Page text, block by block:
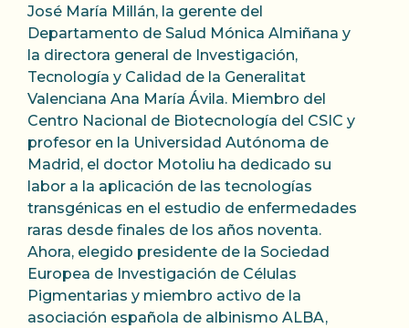
José María Millán, la gerente del
Departamento de Salud Mónica Almiñana y
la directora general de Investigación,
Tecnología y Calidad de la Generalitat
Valenciana Ana María Ávila. Miembro del
Centro Nacional de Biotecnología del CSIC y
profesor en la Universidad Autónoma de
Madrid, el doctor Motoliu ha dedicado su
labor a la aplicación de las tecnologías
transgénicas en el estudio de enfermedades
raras desde finales de los años noventa.
Ahora, elegido presidente de la Sociedad
Europea de Investigación de Células
Pigmentarias y miembro activo de la
asociación española de albinismo ALBA,